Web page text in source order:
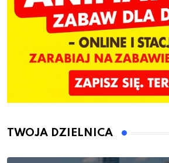
TWOJA DZIELNICA